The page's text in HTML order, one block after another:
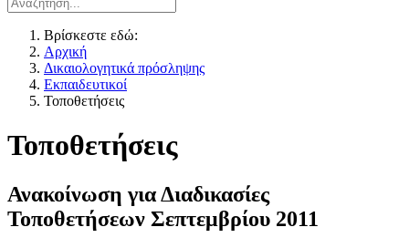
Βρίσκεστε εδώ:
Αρχική
Δικαιολογητικά πρόσληψης
Εκπαιδευτικοί
Τοποθετήσεις
Τοποθετήσεις
Ανακοίνωση για Διαδικασίες
Τοποθετήσεων Σεπτεμβρίου 2011